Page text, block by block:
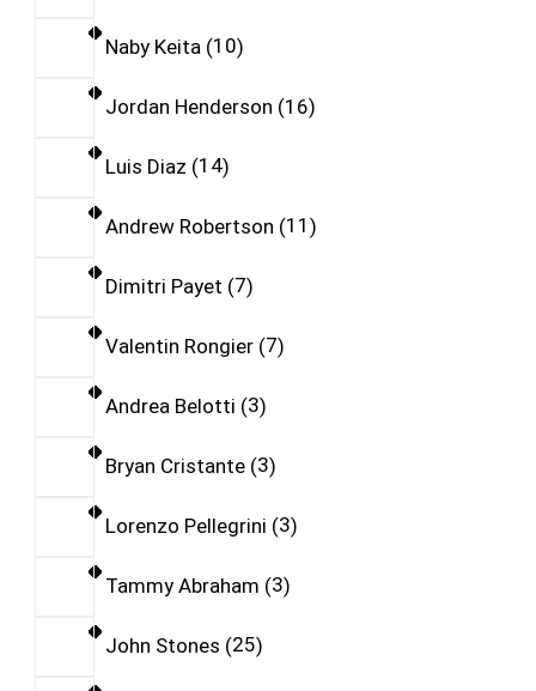
Naby Keita 10
Jordan Henderson 16
Luis Diaz 14
Andrew Robertson 11
Dimitri Payet 7
Valentin Rongier 7
Andrea Belotti 3
Bryan Cristante 3
Lorenzo Pellegrini 3
Tammy Abraham 3
John Stones 25